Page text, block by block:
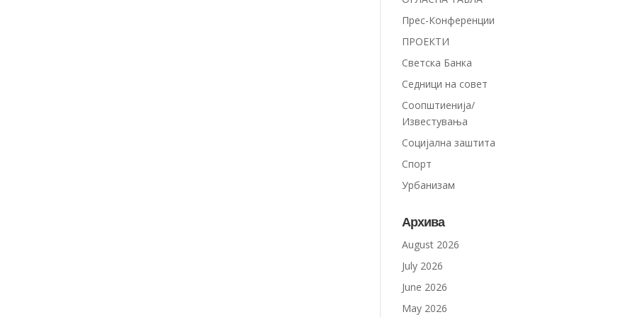
Прес-Конференции
ПРОЕКТИ
Светска Банка
Седници на совет
Соопштиенија/
Известувања
Социјална заштита
Спорт
Урбанизам
Архива
August 2026
July 2026
June 2026
May 2026